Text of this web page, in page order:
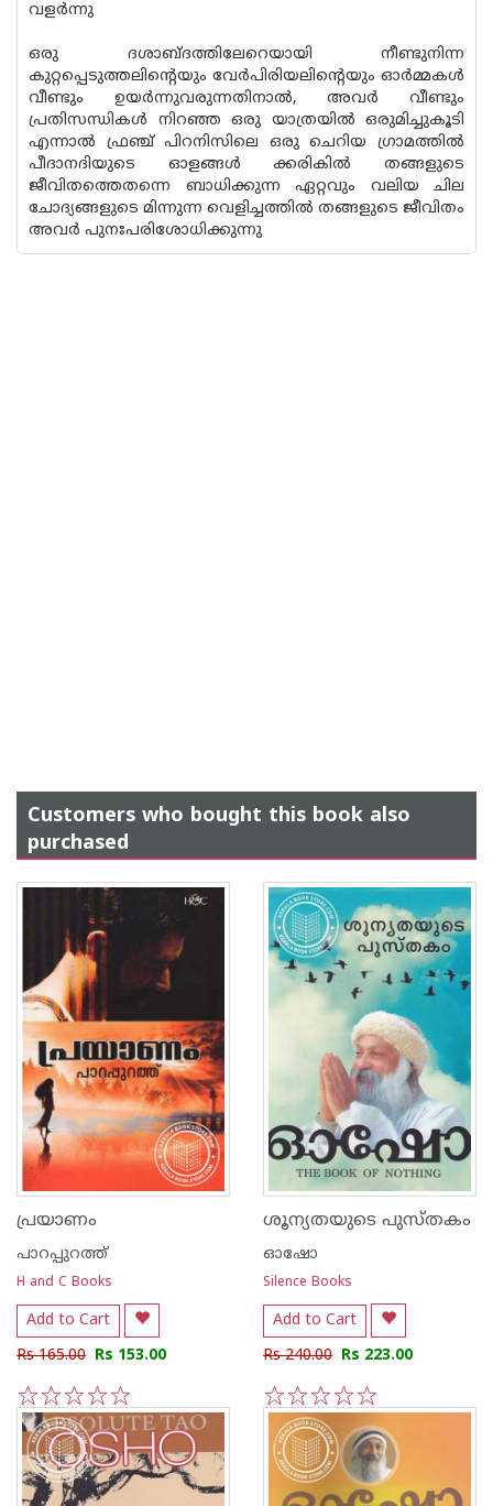
വളർന്നു
ഒരു ദശാബ്ദത്തിലേറെയായി നീണ്ടുനിന്ന
കുറ്റപ്പെടുത്തലിന്റെയും വേർപിരിയലിന്റെയും ഓർമ്മകൾ
വീണ്ടും ഉയർന്നുവരുന്നതിനാൽ, അവർ വീണ്ടും
പ്രതിസന്ധികൾ നിറഞ്ഞ ഒരു യാത്രയിൽ ഒരുമിച്ചുകൂടി
എന്നാൽ ഫ്രഞ്ച് പിറനിസിലെ ഒരു ചെറിയ ഗ്രാമത്തിൽ
പീദാനദിയുടെ ഓളങ്ങൾ ക്കരികിൽ തങ്ങളുടെ
ജീവിതത്തെതന്നെ ബാധിക്കുന്ന ഏറ്റവും വലിയ ചില
ചോദ്യങ്ങളുടെ മിന്നുന്ന വെളിച്ചത്തിൽ തങ്ങളുടെ ജീവിതം
അവർ പുനഃപരിശോധിക്കുന്നു
Customers who bought this book also
purchased
പ്രയാണം
പാറപ്പുറത്ത്‌
H and C Books
Add to Cart
Rs 165.00 Rs 153.00
5
4
3
2
1
ശൂന്യതയുടെ പുസ്തകം
ഓഷോ
Silence Books
Add to Cart
Rs 240.00 Rs 223.00
5
4
3
2
1